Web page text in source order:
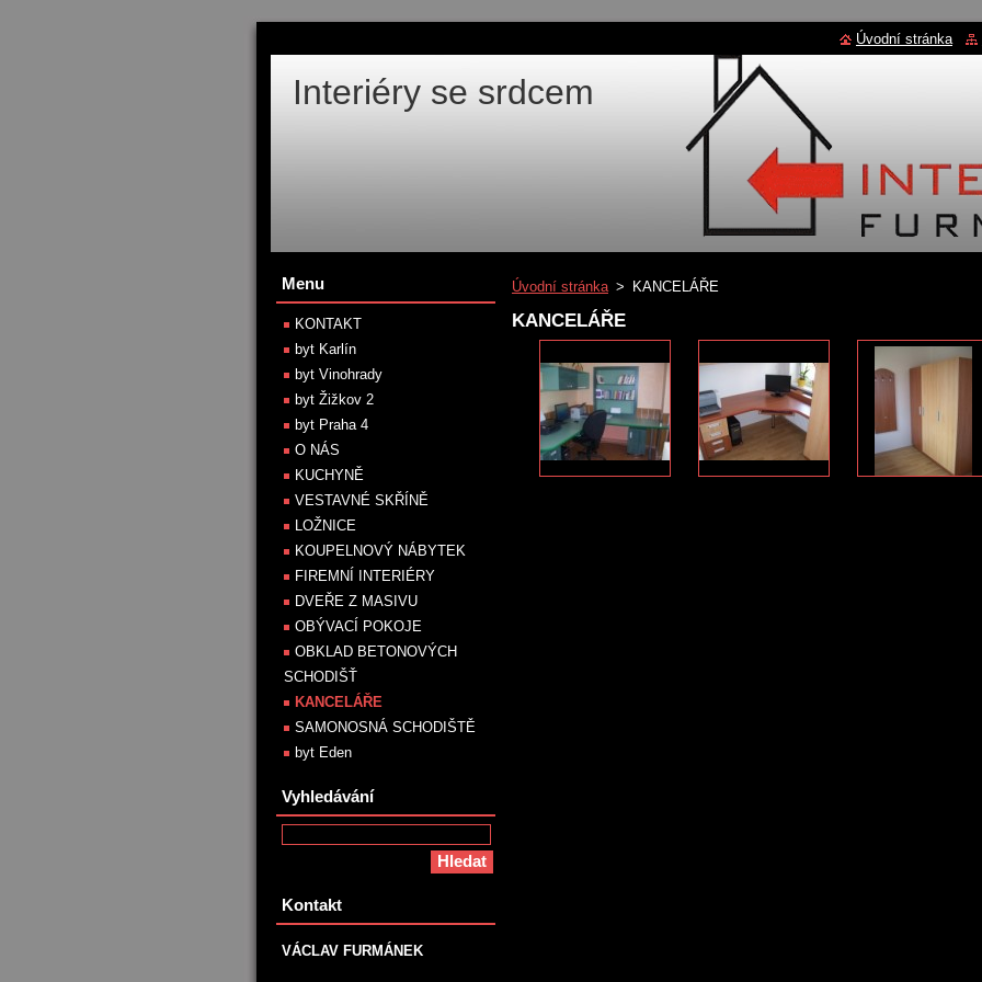
Interiéry se srdcem
Úvodní stránka > KANCELÁŘE
KANCELÁŘE
Menu
KONTAKT
byt Karlín
byt Vinohrady
byt Žižkov 2
byt Praha 4
O NÁS
KUCHYNĚ
VESTAVNÉ SKŘÍNĚ
LOŽNICE
KOUPELNOVÝ NÁBYTEK
FIREMNÍ INTERIÉRY
DVEŘE Z MASIVU
OBÝVACÍ POKOJE
OBKLAD BETONOVÝCH
SCHODIŠŤ
KANCELÁŘE
SAMONOSNÁ SCHODIŠTĚ
byt Eden
Vyhledávání
Kontakt
VÁCLAV FURMÁNEK
Úvodní stránka